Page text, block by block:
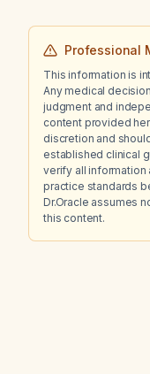
Professional
This information is
Any medical
judgment and
content provided
discretion and
established clinical
verify all information
practice standards
Dr.Oracle assumes
this content.